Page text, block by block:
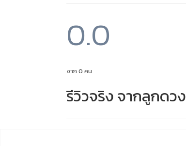
0.0
จาก 0 คน
รีวิวจริง จากลูกดวง